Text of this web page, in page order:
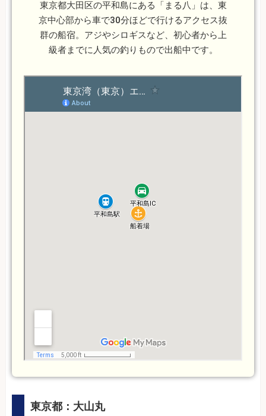
東京都大田区の平和島にある「まる八」は、東
京中心部から車で30分ほどで行けるアクセス抜
群の船宿。アジやシロギスなど、初心者から上
級者までに人気の釣りもので出船中です。
東京都：大山丸